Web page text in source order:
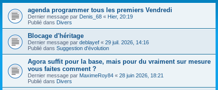
agenda programmer tous les premiers Vendredi
Dernier message par Denis_68 « Hier, 20:19
Publié dans Divers
Blocage d'héritage
Dernier message par deblayef « 29 juil. 2026, 14:16
Publié dans Suggestion d'évolution
Agora suffit pour la base, mais pour du vraiment sur mesure
vous faites comment ?
Dernier message par MaximeRoy84 « 28 juin 2026, 18:21
Publié dans Divers